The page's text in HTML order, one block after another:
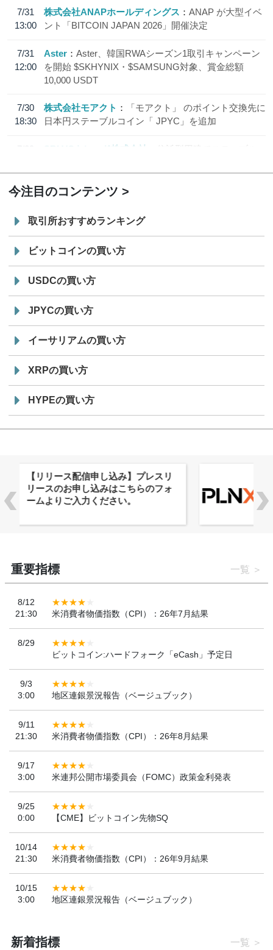
7/31
13:00
株式会社ANAPホールディングス
ANAP が大型イベ
ント「BITCOIN JAPAN 2026」開催決定
7/31
12:00
Aster
Aster、韓国RWAシーズン1取引キャンペーン
を開始 $SKHYNIX・$SAMSUNG対象、賞金総額
10,000 USDT
7/30
18:30
株式会社モアクト
「モアクト」 のポイント交換先に
日本円ステーブルコイン「 JPYC」を追加
7/29
SBI VCトレード株式会社
信託型円建てステーブル
今注目のコンテンツ
取引所おすすめランキング
ビットコインの買い方
USDCの買い方
JPYCの買い方
イーサリアムの買い方
XRPの買い方
HYPEの買い方
株式会社PlnX、アジア最大級のグロ
ーバルWeb3カンファレンス
「WebX2026」とのコラボレーショ
重要指標 一覧
8/12
21:30
米消費者物価指数（CPI）：26年7月結果
8/29
ビットコイン:ハードフォーク「eCash」予定日
9/3
3:00
地区連銀景況報告（ベージュブック）
9/11
21:30
米消費者物価指数（CPI）：26年8月結果
9/17
3:00
米連邦公開市場委員会（FOMC）政策金利発表
9/25
0:00
【CME】ビットコイン先物SQ
10/14
21:30
米消費者物価指数（CPI）：26年9月結果
10/15
3:00
地区連銀景況報告（ベージュブック）
新着指標 一覧